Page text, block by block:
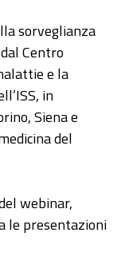
sorveglianza
Centro
e la
in
Siena e
del
webinar,
le presentazioni